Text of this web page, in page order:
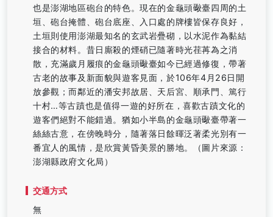
也是澎湖地區砲台的特色。現在的金龜頭礮臺四周的土
垣、砲台掩體、砲台底座、入口處的牌樓皆保存良好，
土垣則使用澎湖最知名的玄武岩疊砌，以水泥作為黏結
接合的材料。昔日廝殺的煙硝已隨著時光荏苒為之消
散，充滿歲月履痕的金龜頭礮臺如今已經過修復，帶著
古老的故事及新面貌與遊客見面，於106年4月26日開
放參觀；而鄰近的潘安邦故居、天后宮、順承門、篤行
十村…等古蹟也是值得一遊的好所在，喜歡古蹟文化的
遊客們絕對不能錯過。猶如小半島的金龜頭礮臺帶著一
絲絲古意，在傍晚時分，隨著落日餘暉泛著柔光別有一
番宜人的風情，是欣賞黃昏美景的勝地。（圖片來源：
澎湖縣政府文化局）
交通方式
無